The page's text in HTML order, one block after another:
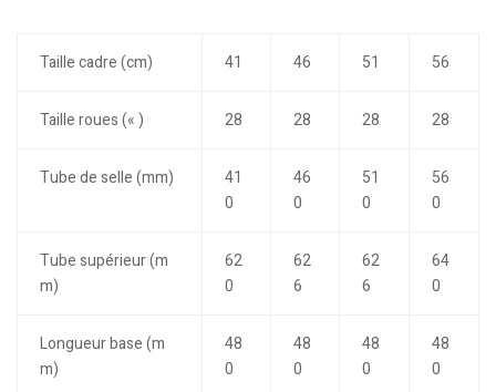
Taille cadre (cm) 41 46 51 56
Taille roues (« ) 28 28 28 28
Tube de selle (mm)
41
0
46
0
51
0
56
0
Tube supérieur (m
m)
62
0
62
6
62
6
64
0
Longueur base (m
m)
48
0
48
0
48
0
48
0